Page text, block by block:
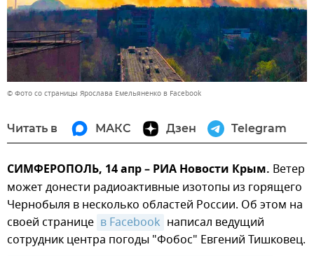
© Фото со страницы Ярослава Емельяненко в Facebook
Читать в МАКС Дзен Telegram
СИМФЕРОПОЛЬ, 14 апр – РИА Новости Крым. Ветер
может донести радиоактивные изотопы из горящего
Чернобыля в несколько областей России. Об этом на
своей странице в Facebook написал ведущий
сотрудник центра погоды "Фобос" Евгений Тишковец.